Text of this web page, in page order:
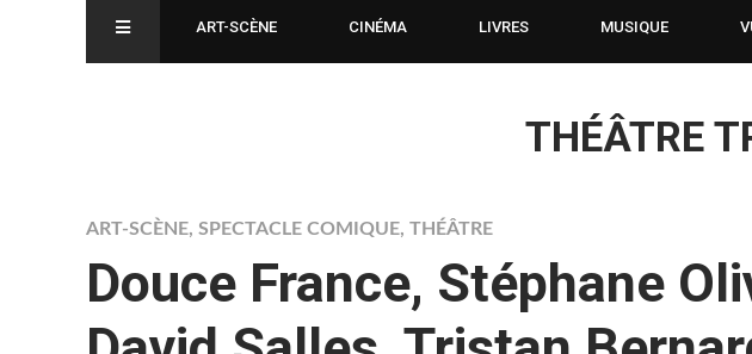
ART-SCÈNE CINÉMA LIVRES MUSIQUE
THÉÂTRE
ART-SCÈNE, SPECTACLE COMIQUE, THÉÂTRE
Douce France, Stéphane